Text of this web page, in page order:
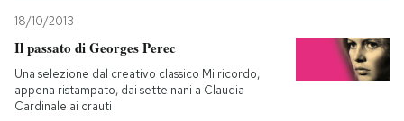
18/10/2013
Il passato di Georges Perec
Una selezione dal creativo classico Mi ricordo,
appena ristampato, dai sette nani a Claudia
Cardinale ai crauti